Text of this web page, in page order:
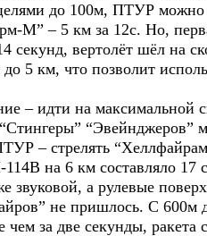
до 100м, ПТУР можно
М” – 5 км за 12с. Но,
вертолёт шёл на
до 5 км, что позволит
– идти на максимальной
“Эвейнджеров”
– стрелять
на 6 км составляло 17
звуковой, а рулевые
не пришлось. С
за две секунды, ракета